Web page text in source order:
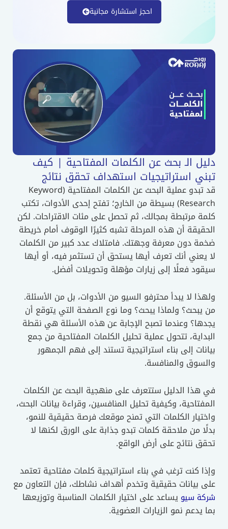
دليل الـ بحث عن الكلمات المفتاحية | كيف
تبني استراتيجيات استهداف تحقق نتائج
قد تبدو عملية البحث عن الكلمات المفتاحية (Keyword
Research) بسيطة من الخارج؛ تفتح إحدى الأدوات، تكتب
كلمة مرتبطة بمجالك، ثم تحصل على مئات الاقتراحات. لكن
الحقيقة أن هذه المرحلة تشبه كثيرًا الوقوف أمام خريطة
ضخمة دون معرفة وجهتك. فامتلاك عدد كبير من الكلمات
لا يعني أنك تعرف أيها يستحق أن تستثمر فيه، أو أيها
سيقود فعلًا إلى زيارات مؤهلة وتحويلات أفضل.
ولهذا لا يبدأ محترفو السيو من الأدوات، بل من الأسئلة.
من يبحث؟ ولماذا يبحث؟ وما نوع الصفحة التي يتوقع أن
يجدها؟ وعندما تصبح الإجابة عن هذه الأسئلة هي نقطة
البداية، تتحول عملية تحليل الكلمات المفتاحية من جمع
بيانات إلى بناء استراتيجية تستند إلى فهم الجمهور
والسوق والمنافسة.
في هذا الدليل ستتعرف على منهجية البحث عن الكلمات
المفتاحية، وكيفية تحليل المنافسين، وقراءة بيانات البحث،
واختيار الكلمات التي تمنح موقعك فرصة حقيقية للنمو،
بدلًا من ملاحقة كلمات تبدو جذابة على الورق لكنها لا
تحقق نتائج على أرض الواقع.
وإذا كنت ترغب في بناء استراتيجية كلمات مفتاحية تعتمد
على بيانات حقيقية وتخدم أهداف نشاطك، فإن التعاون مع
شركة سيو يساعد على اختيار الكلمات المناسبة وتوزيعها
بما يدعم نمو الزيارات العضوية.
احجز استشارة مجانية